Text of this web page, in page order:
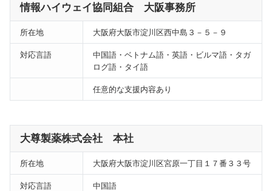
情報ハイウェイ協同組合 大阪事務所
所在地 大阪府大阪市淀川区西中島３－５－９
対応言語
中国語・ベトナム語・英語・ビルマ語・タガ
ログ語・タイ語
任意的な支援内容あり
大尊製薬株式会社 本社
所在地 大阪府大阪市淀川区宮原一丁目１７番３３号
対応言語 中国語